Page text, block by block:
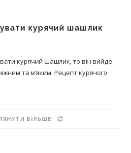
курячий шашлик
курячий шашлик, то він вийде
та м’яким. Рецепт курячого
БІЛЬШЕ